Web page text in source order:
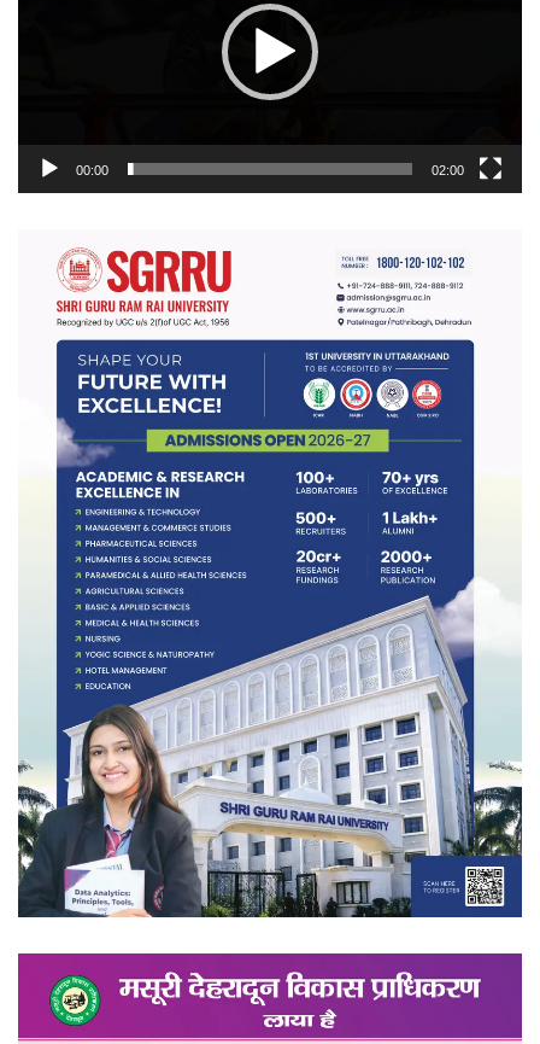
00:00 02:00